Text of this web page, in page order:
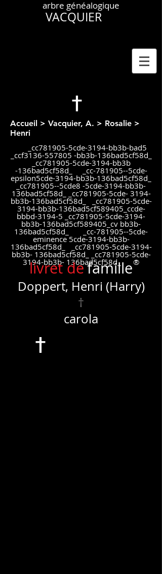
arbre généalogique
VACQUIER
†
Accueil > Vacquier, A. > Rosalie >
Henri
_cc781905-5cde-3194-bb3b-bad5
_ccf3136-557805 -bb3b-136bad5cf58d_
_cc781905-5cde-3194-bb3b
-136bad5cf58d_ _cc-781905--5cde-
epsilon5cde-3194-bb3b-136bad5cf58d_
_cc781905--5cde8 -5cde-3194-bb3b-
136bad5cf58d_ _cc781905-5cde- 3194-
bb3b-136bad5cf58d_ _cc781905-5cde-
3194-bb3b-136bad5cf589405_ccde-
bbbd-3194-5 _cc781905-5cde-3194-
bb3b-136bad5cf589405_cv bb3b-
136bad5cf58d_ _cc-781905--5cde-
eminence 5cde-3194-bb3b-
136bad5cf58d_ _cc781905-5cde-3194-
bb3b- 136bad5cf58d_ _cc781905-5cde-
3194-bb3b- 136bad5cf58d_ ®
livret defamille
Doppert, Henri (Harry)
†
carola
†